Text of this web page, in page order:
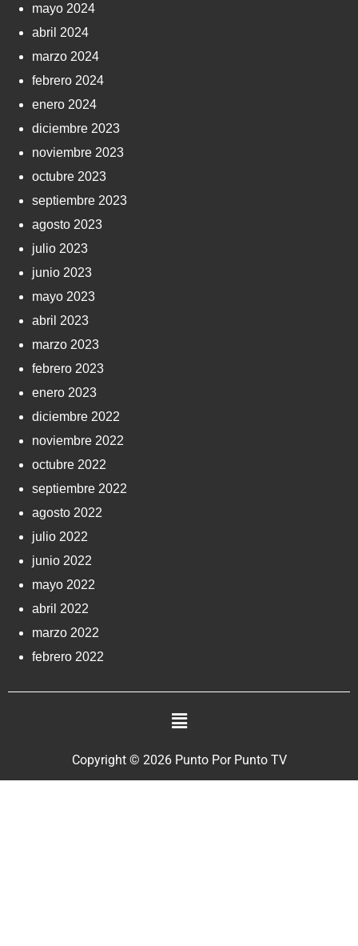
mayo 2024
abril 2024
marzo 2024
febrero 2024
enero 2024
diciembre 2023
noviembre 2023
octubre 2023
septiembre 2023
agosto 2023
julio 2023
junio 2023
mayo 2023
abril 2023
marzo 2023
febrero 2023
enero 2023
diciembre 2022
noviembre 2022
octubre 2022
septiembre 2022
agosto 2022
julio 2022
junio 2022
mayo 2022
abril 2022
marzo 2022
febrero 2022
Copyright © 2026 Punto Por Punto TV